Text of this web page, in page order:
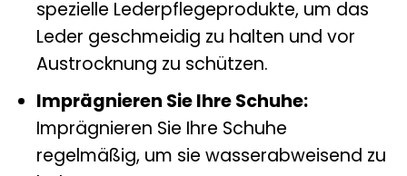
spezielle Lederpflegeprodukte, um das
Leder geschmeidig zu halten und vor
Austrocknung zu schützen.
Imprägnieren Sie Ihre Schuhe:
Imprägnieren Sie Ihre Schuhe
regelmäßig, um sie wasserabweisend zu